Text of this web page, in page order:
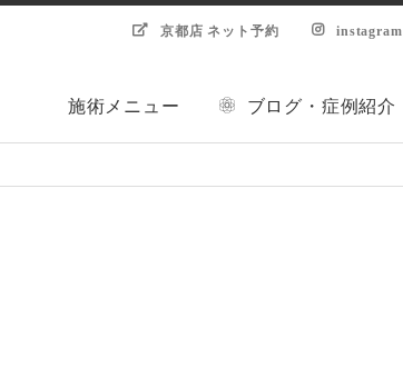
施術メニュー ブログ・症例紹介
京都店 ネット予約 instagram